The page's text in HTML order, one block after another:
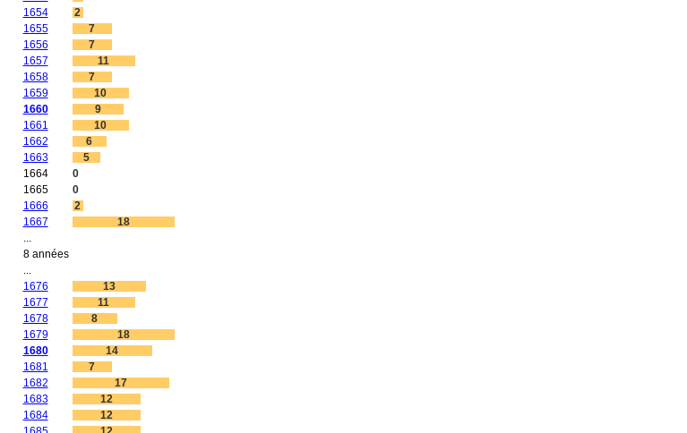
1654
2
1655
7
1656
7
1657
11
1658
7
1659
10
1660
9
1661
10
1662
6
1663
5
1664
0
1665
0
1666
2
1667
18
8 années
1676
13
1677
11
1678
8
1679
18
1680
14
1681
7
1682
17
1683
12
1684
12